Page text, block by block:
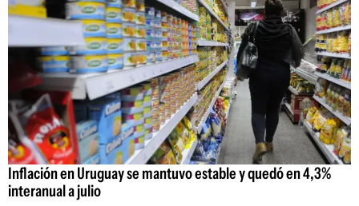
Inflación en Uruguay se mantuvo estable y quedó en 4,3%
interanual a julio